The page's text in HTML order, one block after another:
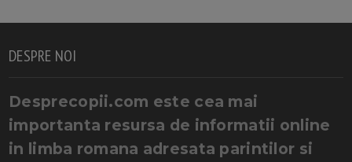
DESPRE NOI
Desprecopii.com este cea mai
importanta resursa de informatii online
in limba romana adresata parintilor si